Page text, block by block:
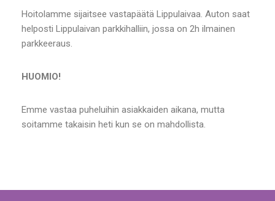
Hoitolamme sijaitsee vastapäätä Lippulaivaa. Auton saat
helposti Lippulaivan parkkihalliin, jossa on 2h ilmainen
parkkeeraus.
HUOMIO!
Emme vastaa puheluihin asiakkaiden aikana, mutta
soitamme takaisin heti kun se on mahdollista.